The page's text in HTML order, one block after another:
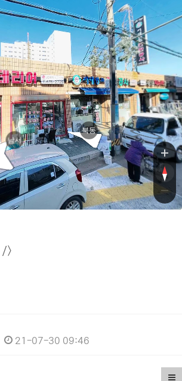
길
길
남서
북동
/>
21-07-30 09:46